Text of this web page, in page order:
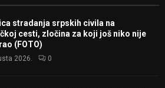
stradanja srpskih civila na
cesti, zločina za koji još niko nije
(FOTO)
2026. 0